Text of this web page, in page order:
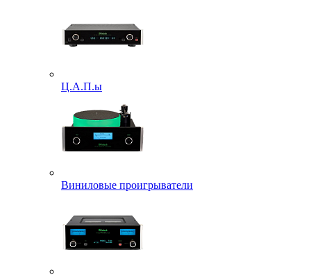
Ц.А.П.ы
Виниловые проигрыватели